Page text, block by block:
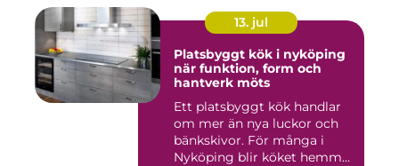
13. jul
Platsbyggt kök i nyköping
när funktion, form och
hantverk möts
Ett platsbyggt kök handlar
om mer än nya luckor och
bänkskivor. För många i
Nyköping blir köket hemm...